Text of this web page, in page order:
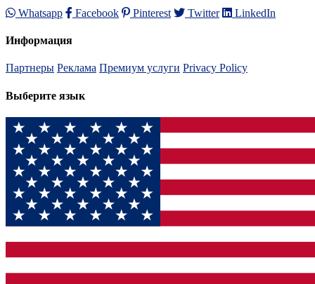
Whatsapp Facebook Pinterest Twitter LinkedIn
Информация
Партнеры Реклама Премиум услуги Privacy Policy
Выберите язык